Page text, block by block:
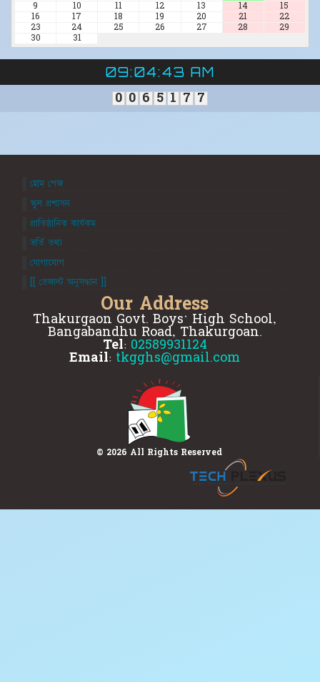
9
10 11 12 13 14
15
16
17 18 19 20 21
22
23
24 25 26 27 28
29
30
31
09:04:44 AM
0 0 6 5 1 7 7
© 2026 All Rights Reserved
Our Address
Thakurgaon Govt. Boys' High School,
Bangabandhu Road, Thakurgoan.
Tel: 02589931124
Email: tkgghs@gmail.com
হোম পেজ
স্কুল প্রশাসন
প্রাতিষ্ঠানিক কার্যকম
ভর্তি তথ্য
যোগাযোগ
[[ রেজাল্ট অনুসন্ধান ]]